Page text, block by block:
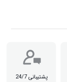
دارد.
پشتیبانی 24/7